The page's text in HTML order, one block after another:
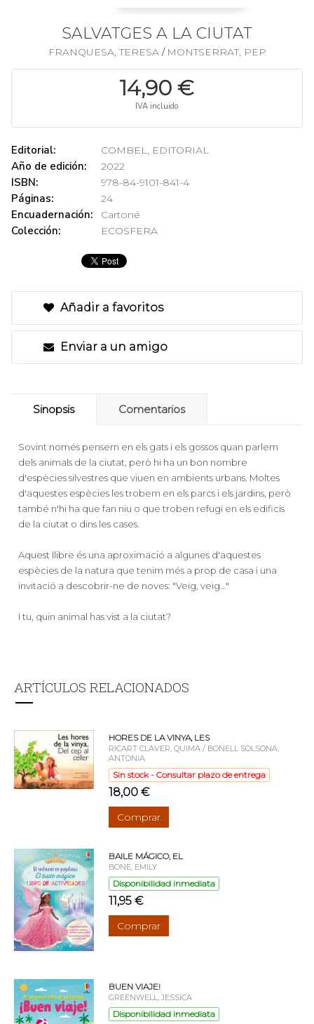
SALVATGES A LA CIUTAT
FRANQUESA, TERESA / MONTSERRAT, PEP
14,90 €
IVA incluido
Editorial: COMBEL, EDITORIAL
Año de edición: 2022
ISBN: 978-84-9101-841-4
Páginas: 24
Encuadernación: Cartoné
Colección: ECOSFERA
Añadir a favoritos
Enviar a un amigo
Sinopsis Comentarios
Sovint només pensem en els gats i els gossos quan parlem
dels animals de la ciutat, però hi ha un bon nombre
d'espècies silvestres que viuen en ambients urbans. Moltes
d'aquestes espècies les trobem en els parcs i els jardins, però
també n'hi ha que fan niu o que troben refugi en els edificis
de la ciutat o dins les cases.
Aquest llibre és una aproximació a algunes d'aquestes
espècies de la natura que tenim més a prop de casa i una
invitació a descobrir-ne de noves: "Veig, veig..."
I tu, quin animal has vist a la ciutat?
ARTÍCULOS RELACIONADOS
HORES DE LA VINYA, LES
RICART CLAVER, QUIMA / BONELL SOLSONA,
ANTONIA
Sin stock - Consultar plazo de entrega
18,00 €
Comprar
BAILE MÁGICO, EL
BONE, EMILY
Disponibilidad inmediata
11,95 €
Comprar
BUEN VIAJE!
GREENWELL, JESSICA
Disponibilidad inmediata